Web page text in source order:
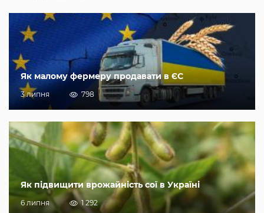
Як малому фермеру продавати в ЄС
3 липня 798
Як підвищити врожайність сої в Україні
6 липня 1 292